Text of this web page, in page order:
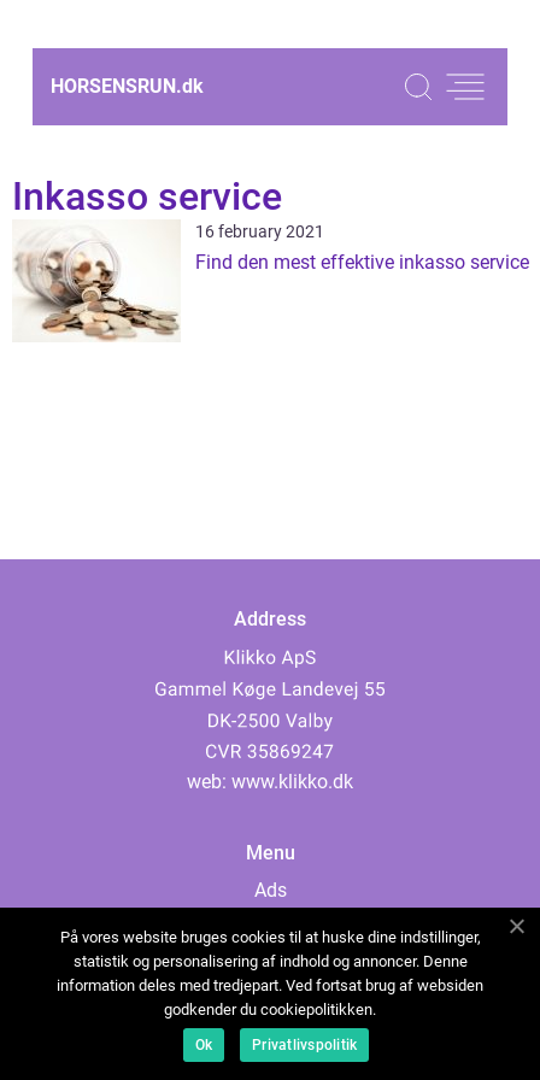
HORSENSRUN.dk
Inkasso service
16 february 2021
Find den mest effektive inkasso service
Address
web: www.klikko.dk
Menu
Ads
Cookies
Contact
Sitemap
På vores website bruges cookies til at huske dine indstillinger,
statistik og personalisering af indhold og annoncer. Denne
information deles med tredjepart. Ved fortsat brug af websiden
godkender du cookiepolitikken.
Ok Privatlivspolitik